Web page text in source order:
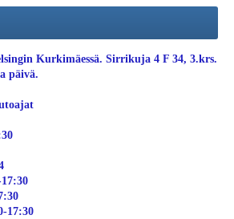
Kurkimäessä. Sirrikuja 4 F 34, 3.krs.
päivä.
17:30